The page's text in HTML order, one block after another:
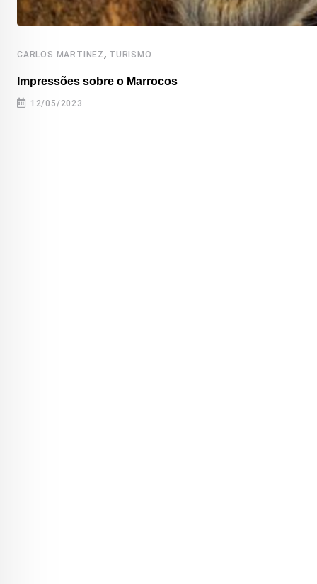
CARLOS MARTINEZ , TURISMO
Impressões sobre o Marrocos
12/05/2023